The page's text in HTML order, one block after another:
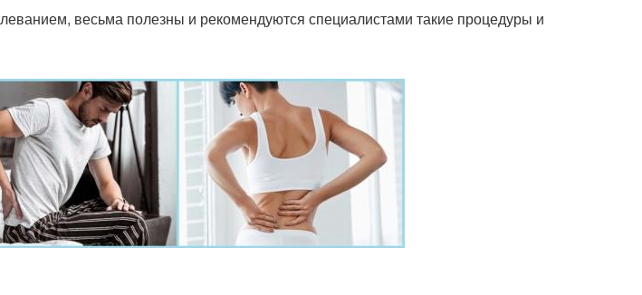
весьма полезны и рекомендуются специалистами такие процедуры и